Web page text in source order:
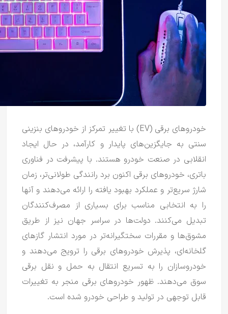
خودروهای برقی (EV) با تغییر تمرکز از خودروهای بنزینی
سنتی به جایگزین‌های پایدار و کارآمد، در حال ایجاد
انقلابی در صنعت خودرو هستند. با پیشرفت در فناوری
باتری، خودروهای برقی اکنون برد رانندگی طولانی‌تر، زمان
شارژ سریع‌تر و عملکرد بهبود یافته را ارائه می‌دهند و آنها
را به انتخابی مناسب برای بسیاری از مصرف‌کنندگان
تبدیل می‌کنند. دولت‌ها در سراسر جهان نیز از طریق
مشوق‌ها و مقررات سختگیرانه‌تر در مورد انتشار گازهای
گلخانه‌ای، پذیرش خودروهای برقی را ترویج می‌دهند و
خودروسازان را به تسریع انتقال به حمل و نقل برقی
سوق می‌دهند. ظهور خودروهای برقی منجر به تغییرات
قابل توجهی در تولید و طراحی خودرو شده است.